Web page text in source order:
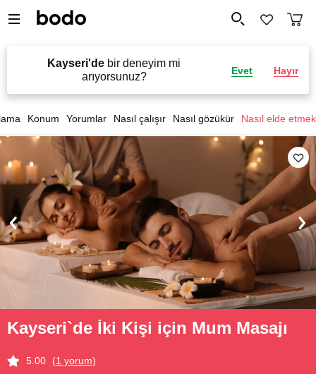
Kayseri'de bir deneyim mi
arıyorsunuz?
Evet Hayır
Konum Yorumlar Nasıl çalışır Nasıl gözükür Nasıl elde etmek
Kayseri`de İki Kişi için Mum Masajı
5.00 (1 yorum)